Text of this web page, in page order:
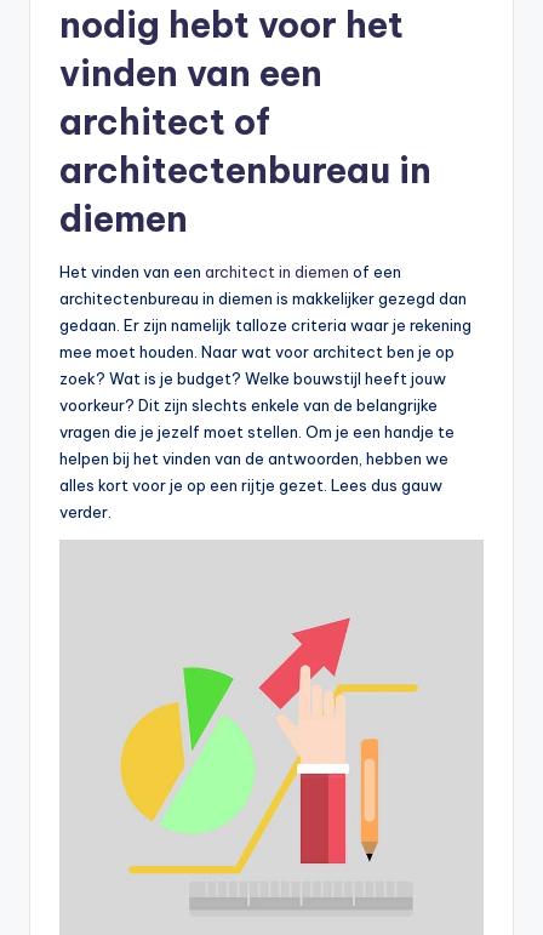
nodig hebt voor het
vinden van een
architect of
architectenbureau in
diemen
Het vinden van een architect in diemen of een
architectenbureau in diemen is makkelijker gezegd dan
gedaan. Er zijn namelijk talloze criteria waar je rekening
mee moet houden. Naar wat voor architect ben je op
zoek? Wat is je budget? Welke bouwstijl heeft jouw
voorkeur? Dit zijn slechts enkele van de belangrijke
vragen die je jezelf moet stellen. Om je een handje te
helpen bij het vinden van de antwoorden, hebben we
alles kort voor je op een rijtje gezet. Lees dus gauw
verder.